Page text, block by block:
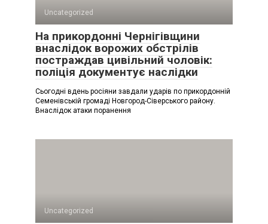
Uncategorized
На прикордонні Чернігівщини
внаслідок ворожих обстрілів
постраждав цивільний чоловік:
поліція документує наслідки
Сьогодні вдень росіяни завдали ударів по прикордонній
Семенівській громаді Новгород-Сіверського району.
Внаслідок атаки поранення
Uncategorized